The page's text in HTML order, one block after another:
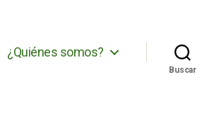
¿Quiénes somos?
Buscar